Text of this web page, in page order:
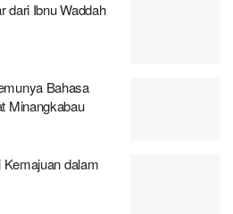
dari Ibnu Waddah
Bahasa
Minangkabau
dalam